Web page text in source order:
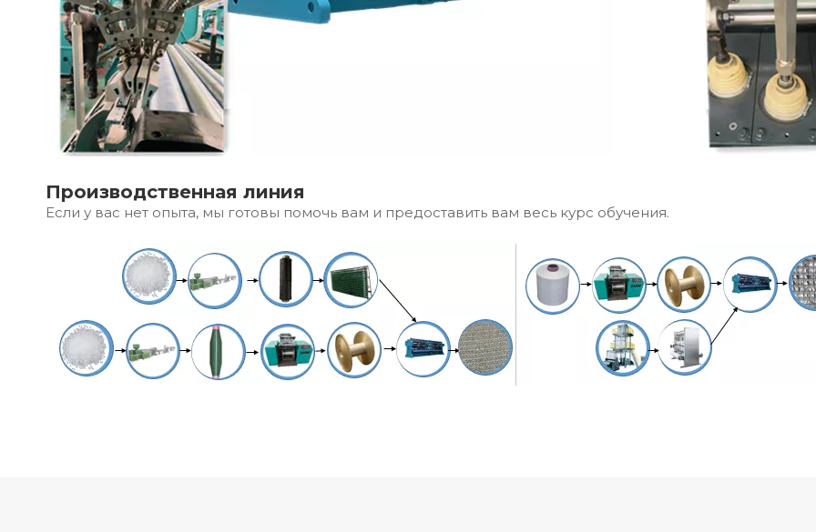
Производственная линия
Если у вас нет опыта, мы готовы помочь вам и предоставить вам весь курс обучения.